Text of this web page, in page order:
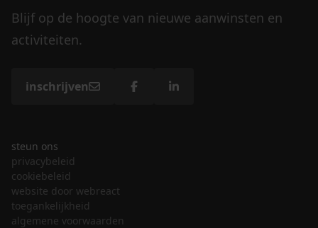
Blijf op de hoogte van nieuwe aanwinsten en
activiteiten.
inschrijven
steun ons
privacybeleid
cookiebeleid
website door webreact
toegankelijkheid
algemene voorwaarden